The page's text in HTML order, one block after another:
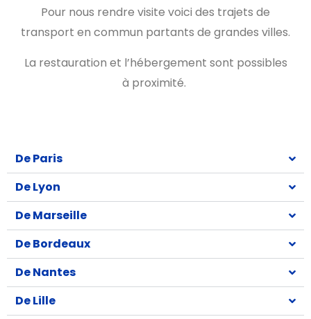
Pour nous rendre visite voici des trajets de
transport en commun partants de grandes villes.
La restauration et l’hébergement sont possibles
à proximité.
De Paris
De Lyon
De Marseille
De Bordeaux
De Nantes
De Lille